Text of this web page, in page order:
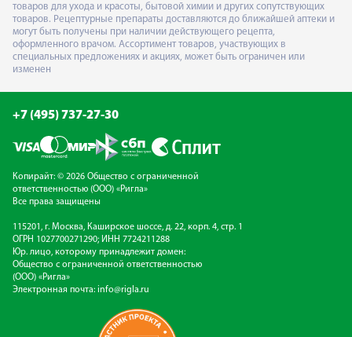
товаров для ухода и красоты, бытовой химии и других сопутствующих
товаров. Рецептурные препараты доставляются до ближайшей аптеки и
могут быть получены при наличии действующего рецепта,
оформленного врачом. Ассортимент товаров, участвующих в
специальных предложениях и акциях, может быть ограничен или
изменен
+7 (495) 737-27-30
Копирайт: © 2026 Общество с ограниченной
ответственностью (ООО) «Ригла»
Все права защищены
115201, г. Москва, Каширское шоссе, д. 22, корп. 4, стр. 1
ОГРН 1027700271290; ИНН 7724211288
Юр. лицо, которому принадлежит домен:
Общество с ограниченной ответственностью
(ООО) «Ригла»
Электронная почта: info@rigla.ru